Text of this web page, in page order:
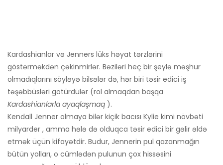
Kardashianlar və Jenners lüks həyat tərzlərini
göstərməkdən çəkinmirlər. Bəziləri heç bir şeylə məşhur
olmadıqlarını söyləyə bilsələr də, hər biri təsir edici iş
təşəbbüsləri götürdülər (rol almaqdan başqa
Kardashianlarla ayaqlaşmaq ).
Kendall Jenner olmaya bilər kiçik bacısı Kylie kimi növbəti
milyarder , amma hələ də olduqca təsir edici bir gəlir əldə
etmək üçün kifayətdir. Budur, Jennerin pul qazanmağın
bütün yolları, o cümlədən pulunun çox hissəsini